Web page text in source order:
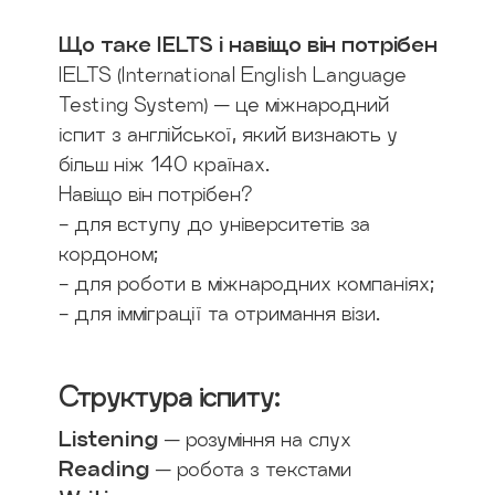
Що таке IELTS і навіщо він потрібен
IELTS (International English Language
Testing System) — це міжнародний
іспит з англійської, який визнають у
більш ніж 140 країнах.
Навіщо він потрібен?
- для вступу до університетів за
кордоном;
- для роботи в міжнародних компаніях;
- для імміграції та отримання візи.
Структура іспиту:
Listening — розуміння на слух
Reading — робота з текстами